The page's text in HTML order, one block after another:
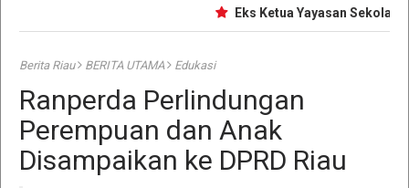
Eks Ketua Yayasan Sekolah
Berita Riau BERITA UTAMA Edukasi
Ranperda Perlindungan
Perempuan dan Anak
Disampaikan ke DPRD Riau